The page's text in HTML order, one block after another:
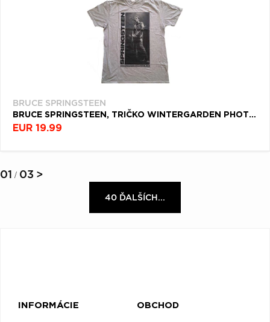
BRUCE SPRINGSTEEN
BRUCE SPRINGSTEEN, TRIČKO WINTERGARDEN PHOTO, UNISEX, ŠEDÁ
EUR 19.99
01 / 03 >
40 ĎALŠÍCH...
INFORMÁCIE OBCHOD